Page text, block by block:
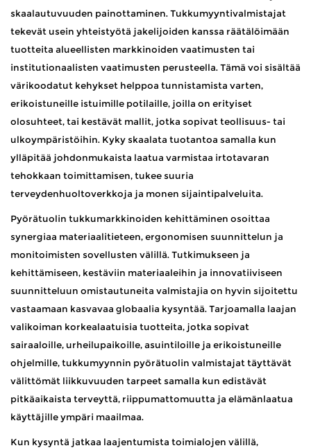
skaalautuvuuden painottaminen. Tukkumyyntivalmistajat
tekevät usein yhteistyötä jakelijoiden kanssa räätälöimään
tuotteita alueellisten markkinoiden vaatimusten tai
institutionaalisten vaatimusten perusteella. Tämä voi sisältää
värikoodatut kehykset helppoa tunnistamista varten,
erikoistuneille istuimille potilaille, joilla on erityiset
olosuhteet, tai kestävät mallit, jotka sopivat teollisuus- tai
ulkoympäristöihin. Kyky skaalata tuotantoa samalla kun
ylläpitää johdonmukaista laatua varmistaa irtotavaran
tehokkaan toimittamisen, tukee suuria
terveydenhuoltoverkkoja ja monen sijaintipalveluita.
Pyörätuolin tukkumarkkinoiden kehittäminen osoittaa
synergiaa materiaalitieteen, ergonomisen suunnittelun ja
monitoimisten sovellusten välillä. Tutkimukseen ja
kehittämiseen, kestäviin materiaaleihin ja innovatiiviseen
suunnitteluun omistautuneita valmistajia on hyvin sijoitettu
vastaamaan kasvavaa globaalia kysyntää. Tarjoamalla laajan
valikoiman korkealaatuisia tuotteita, jotka sopivat
sairaaloille, urheilupaikoille, asuintiloille ja erikoistuneille
ohjelmille, tukkumyynnin pyörätuolin valmistajat täyttävät
välittömät liikkuvuuden tarpeet samalla kun edistävät
pitkäaikaista terveyttä, riippumattomuutta ja elämänlaatua
käyttäjille ympäri maailmaa.
Kun kysyntä jatkaa laajentumista toimialojen välillä,